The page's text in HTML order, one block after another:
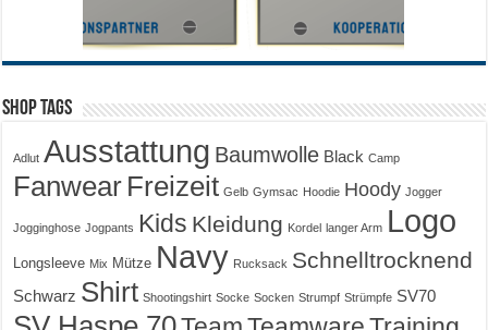
Shop Tags
Adlut Ausstattung Baumwolle Black Camp
Fanwear Freizeit Gelb Gymsac Hoodie Hoody Jogger
Jogginghose Jogpants Kids Kleidung Kordel langer Arm Logo
Longsleeve Mix Mütze Navy Rucksack Schnelltrocknend
Schwarz Shirt Shootingshirt Socke Socken Strumpf Strümpfe SV70